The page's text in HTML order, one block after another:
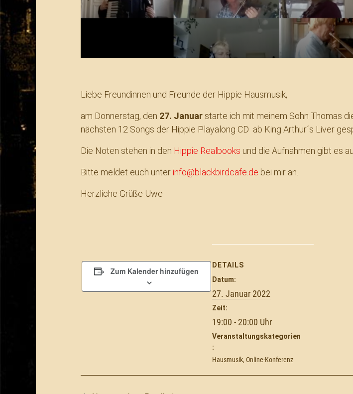
Liebe Freundinnen und Freunde der Hippie Hausmusik,
am Donnerstag, den 27. Januar starte ich mit meinem Sohn Thomas
nächsten 12 Songs der Hippie Playalong CD ab King Arthur´s Liver
Die Noten stehen in den Hippie Realbooks und die Aufnahmen gibt es
Bitte meldet euch unterinfo@blackbirdcafe.de bei mir an.
Herzliche Grüße Uwe
Zum Kalender hinzufügen
DETAILS
Datum:
27. Januar 2022
Zeit:
19:00 - 20:00
Veranstaltungskategorien
:
Hausmusik, Online-Konferenz